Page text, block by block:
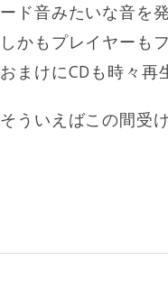
ード音みたいな音を
しかもプレイヤーも
おまけにCDも時々再
そういえばこの間受